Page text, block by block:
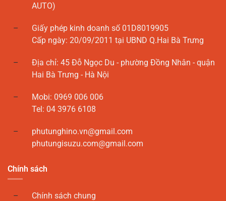
AUTO)
Giấy phép kinh doanh số 01D8019905
Cấp ngày: 20/09/2011 tại UBND Q.Hai Bà Trưng
Địa chỉ: 45 Đỗ Ngọc Du - phường Đồng Nhân - quận
Hai Bà Trưng - Hà Nội
Mobi: 0969 006 006
Tel: 04 3976 6108
phutunghino.vn@gmail.com
phutungisuzu.com@gmail.com
Chính sách
Chính sách chung